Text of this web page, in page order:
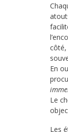
côté,
En
Le
Les